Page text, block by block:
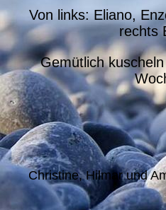
Von links: Eliano,
rechts
Gemütlich
Christine, Hilmar und